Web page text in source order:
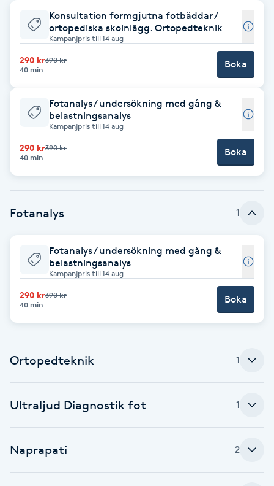
Babylights
Balayage
Bambumassage
Barnklippning
BIAB
Bottenfärg
Brynformning
Brynplockning
Bröllopsuppsättning
Celluliter
Konsultation formgjutna fotbäddar /
ortopediska skoinlägg. Ortopedteknik
Kampanjpris till 14 aug
290 kr390 kr
40 min
Boka
Fotanalys / undersökning med gång &
belastningsanalys
Kampanjpris till 14 aug
290 kr390 kr
40 min
Boka
Fotanalys 1
Fotanalys / undersökning med gång &
belastningsanalys
Kampanjpris till 14 aug
290 kr390 kr
40 min
Boka
Ortopedteknik 1
Ultraljud Diagnostik fot 1
Naprapati 2